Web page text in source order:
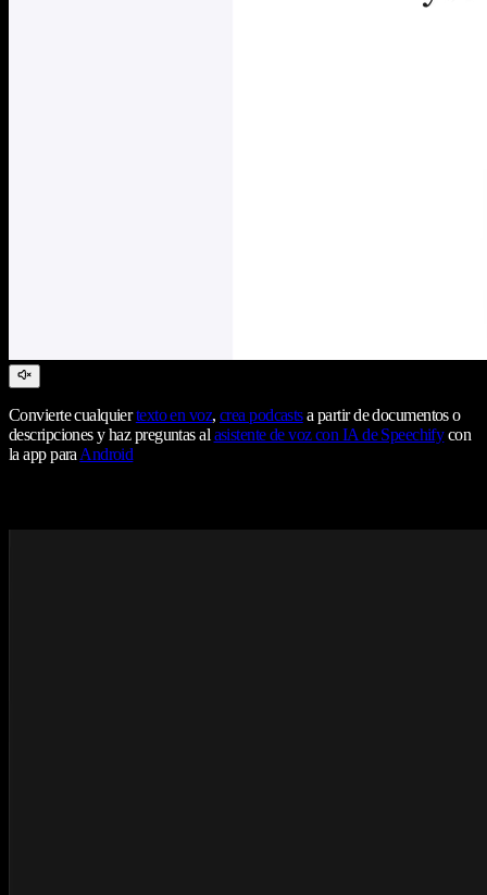
Convierte cualquiertexto en voz, crea podcastsa partir de documentos o
descripciones y haz preguntas alasistente de voz con IA de Speechifycon
la app paraAndroid